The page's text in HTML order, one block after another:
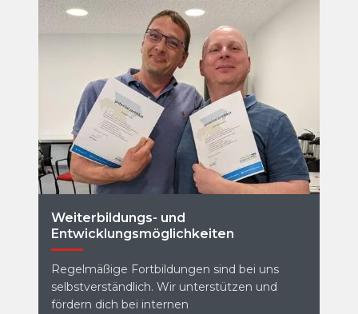
Weiterbildungs- und
Entwicklungsmöglichkeiten
Regelmäßige Fortbildungen sind bei uns
selbstverständlich. Wir unterstützen und
fördern dich bei internen